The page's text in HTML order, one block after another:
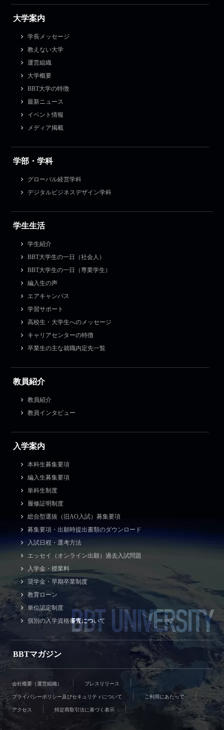
大学案内
学長メッセージ
教えない大学
運営組織
大学概要
BBT大学の特徴
最新ニュース
イベント情報
メディア掲載
学部・学科
グローバル経営学科
デジタルビジネスデザイン学科
学生生活
学生紹介
BBT大学生の一日（社会人）
BBT大学生の一日（専業学生）
編入生の声
エアキャンパス
学習サポート
高校生・大学生へのメッセージ
キャリアセンターの特徴
卒業生の主な就職内定先一覧
教員紹介
教員紹介
教員インタビュー
入学案内
本科生募集要項
編入生募集要項
単科生制度
履修証明制度
総合型選抜（旧AO入試）募集要項
募集要項・出願時提出書類のダウンロード
入試日程・選考方法
エッセイ（オンライン出願）過去入試問題
入学金・授業料
奨学金・早期卒業制度
教育ローン
単位認定制度
個別の入学資格審査について
BBTマガジン
BBT UNIVERSITY
会社概要（運営組織） プレスリリース
プライバシーポリシー及びセキュリティについて ご利用にあたって
アクセス 特定商取引法に基づく表示